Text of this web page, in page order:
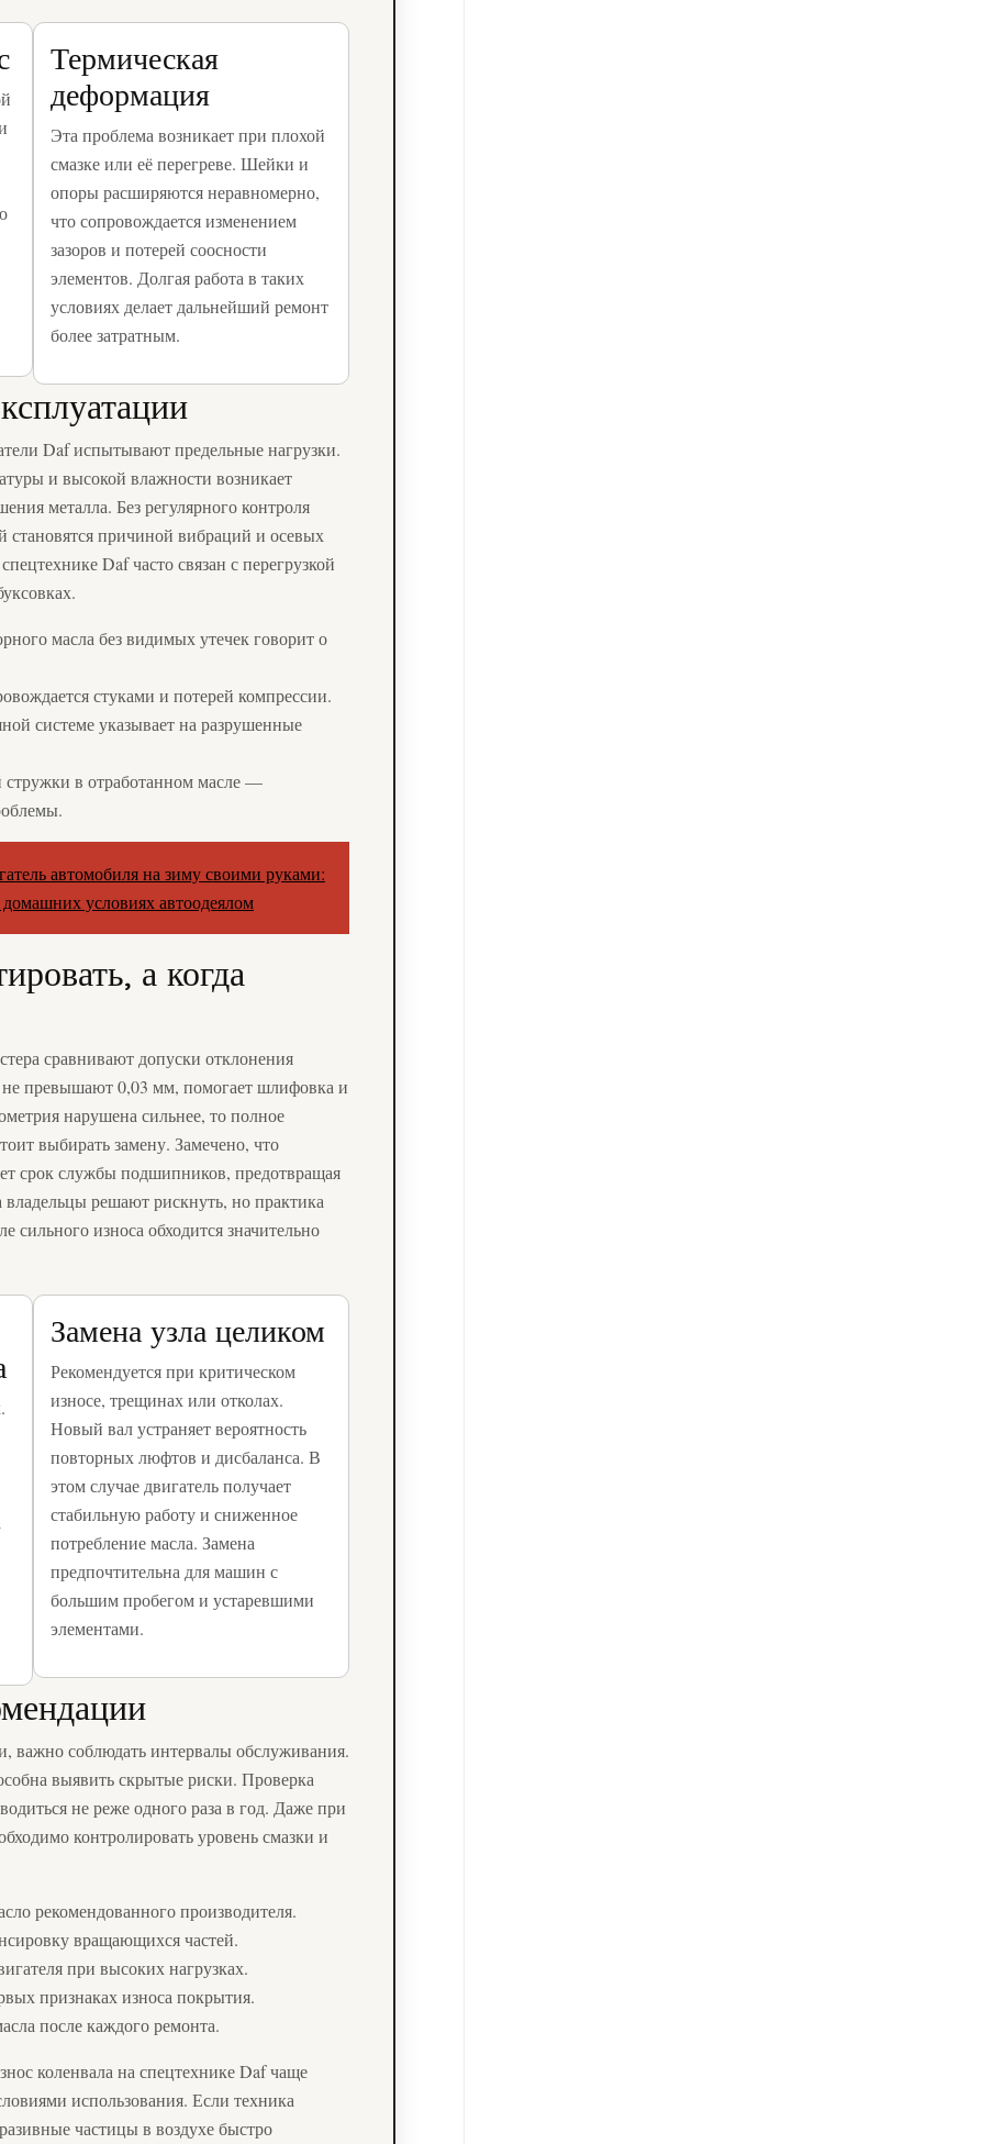
Термическая
деформация
Эта проблема возникает при плохой
смазке или её перегреве. Шейки и
опоры расширяются неравномерно,
что сопровождается изменением
зазоров и потерей соосности
элементов. Долгая работа в таких
условиях делает дальнейший ремонт
более затратным.
Daf испытывают предельные нагрузки.
и высокой влажности возникает
металла. Без регулярного контроля
становятся причиной вибраций и осевых
Daf часто связан с перегрузкой
масла без видимых утечек говорит о
стуками и потерей компрессии.
системе указывает на разрушенные
стружки в отработанном масле —
автомобиля на зиму своими руками:
условиях автоодеялом
а когда
сравнивают допуски отклонения
превышают 0,03 мм, помогает шлифовка и
нарушена сильнее, то полное
выбирать замену. Замечено, что
срок службы подшипников, предотвращая
решают рискнуть, но практика
сильного износа обходится значительно
Замена узла целиком
Рекомендуется при критическом
износе, трещинах или отколах.
Новый вал устраняет вероятность
повторных люфтов и дисбаланса. В
этом случае двигатель получает
стабильную работу и сниженное
потребление масла. Замена
предпочтительна для машин с
большим пробегом и устаревшими
элементами.
важно соблюдать интервалы обслуживания.
выявить скрытые риски. Проверка
не реже одного раза в год. Даже при
контролировать уровень смазки и
рекомендованного производителя.
вращающихся частей.
при высоких нагрузках.
признаках износа покрытия.
после каждого ремонта.
коленвала на спецтехнике Daf чаще
использования. Если техника
частицы в воздухе быстро